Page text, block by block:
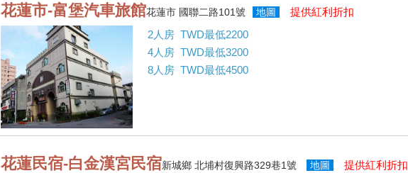
花蓮市-富堡汽車旅館花蓮市 國聯二路101號 地圖
提供紅利折扣
2人房 TWD最低2200
4人房 TWD最低3200
8人房 TWD最低4500
花蓮民宿-白金漢宮民宿新城鄉 北埔村復興路329巷1號 地圖
提供紅利折扣